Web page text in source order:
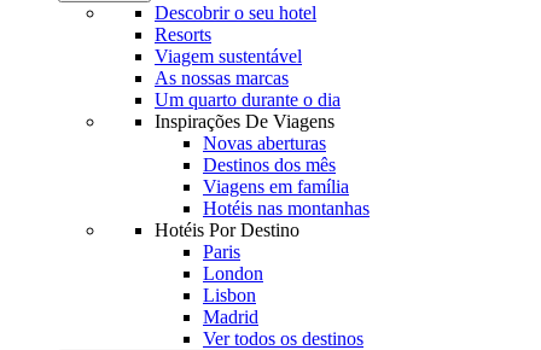
Descobrir o seu hotel
Resorts
Viagem sustentável
As nossas marcas
Um quarto durante o dia
Inspirações De Viagens
Novas aberturas
Destinos dos mês
Viagens em família
Hotéis nas montanhas
Hotéis Por Destino
Paris
London
Lisbon
Madrid
Ver todos os destinos